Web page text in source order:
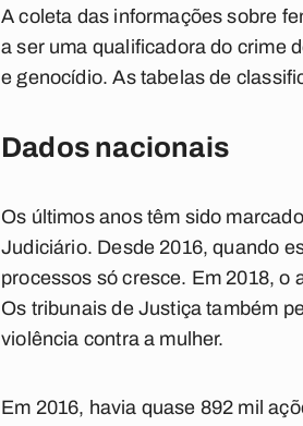
A coleta das informações sobre
a ser uma qualificadora do crime
e genocídio. As tabelas de
Dados nacionais
Os últimos anos têm sido
Judiciário. Desde 2016, quando
processos só cresce. Em 2018, o
Os tribunais de Justiça também
violência contra a mulher.
Em 2016, havia quase 892 mil